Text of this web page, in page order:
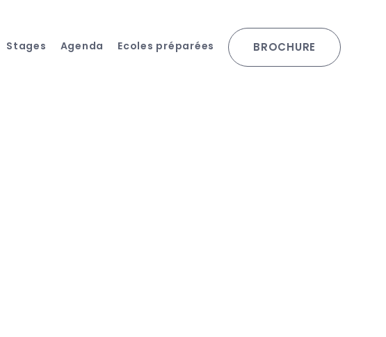
Stages Agenda Ecoles préparées BROCHURE